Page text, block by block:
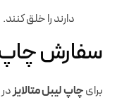
دارند را خلق کنند.
سفارش چاپ
برایچاپ لیبل متالایز